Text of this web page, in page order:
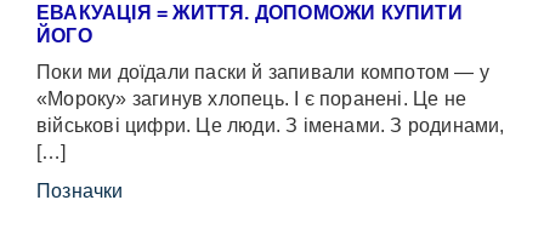
ЕВАКУАЦІЯ = ЖИТТЯ. ДОПОМОЖИ КУПИТИ
ЙОГО
Поки ми доїдали паски й запивали компотом — у
«Мороку» загинув хлопець. І є поранені. Це не
військові цифри. Це люди. З іменами. З родинами,
[…]
Позначки